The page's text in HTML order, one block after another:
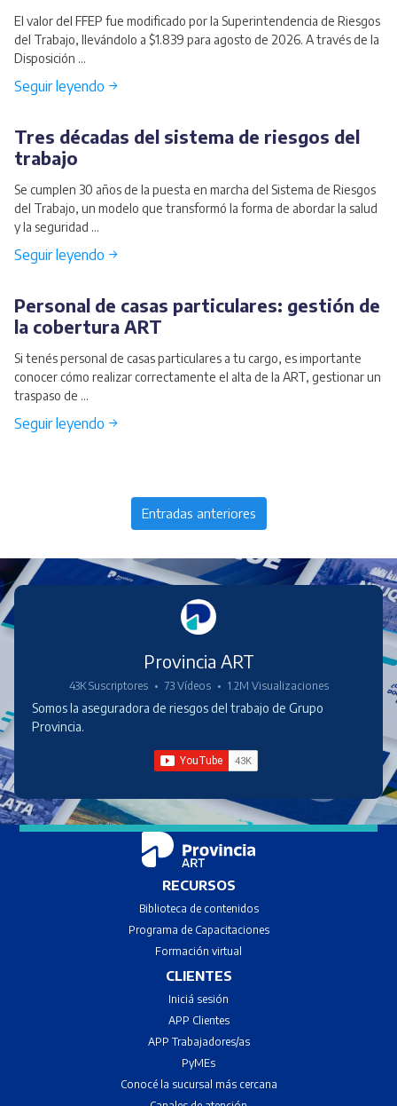
El valor del FFEP fue modificado por la Superintendencia de Riesgos
del Trabajo, llevándolo a $1.839 para agosto de 2026. A través de la
Disposición ...
Seguir leyendo →
Tres décadas del sistema de riesgos del
trabajo
Se cumplen 30 años de la puesta en marcha del Sistema de Riesgos
del Trabajo, un modelo que transformó la forma de abordar la salud
y la seguridad ...
Seguir leyendo →
Personal de casas particulares: gestión de
la cobertura ART
Si tenés personal de casas particulares a tu cargo, es importante
conocer cómo realizar correctamente el alta de la ART, gestionar un
traspaso de ...
Seguir leyendo →
Entradas anteriores
Provincia ART
43K Suscriptores • 73 Vídeos • 1.2M Visualizaciones
Somos la aseguradora de riesgos del trabajo de Grupo
Provincia.
RECURSOS
Biblioteca de contenidos
Programa de Capacitaciones
Formación virtual
CLIENTES
Iniciá sesión
APP Clientes
APP Trabajadores/as
PyMEs
Conocé la sucursal más cercana